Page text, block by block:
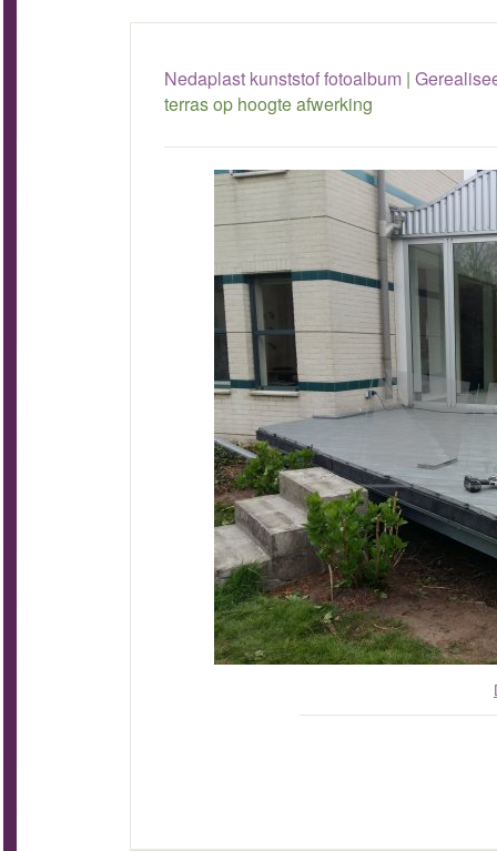
Nedaplast kunststof fotoalbum|
terras op hoogte afwerking